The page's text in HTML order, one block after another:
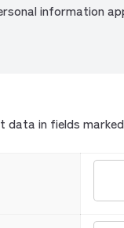
information
in fields